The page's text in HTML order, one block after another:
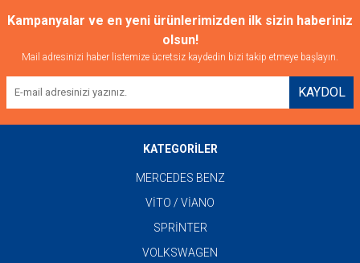
Kampanyalar ve en yeni ürünlerimizden ilk sizin haberiniz
olsun!
Mail adresinizi haber listemize ücretsiz kaydedin bizi takip etmeye başlayın.
KAYDOL
KATEGORİLER
MERCEDES BENZ
VİTO / VİANO
SPRİNTER
VOLKSWAGEN